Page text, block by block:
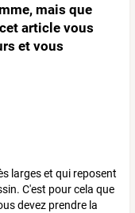
mais que
article vous
et vous
larges et qui reposent
C'est pour cela que
devez prendre la